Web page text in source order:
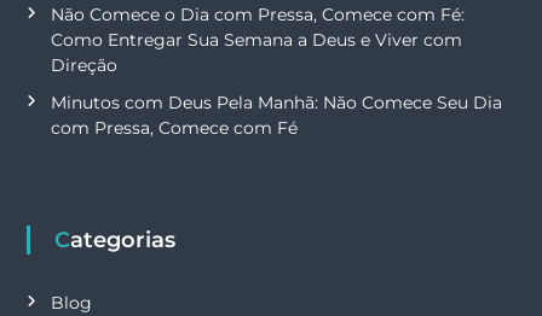
Não Comece o Dia com Pressa, Comece com Fé:
Como Entregar Sua Semana a Deus e Viver com
Direção
Minutos com Deus Pela Manhã: Não Comece Seu Dia
com Pressa, Comece com Fé
Categorias
Blog